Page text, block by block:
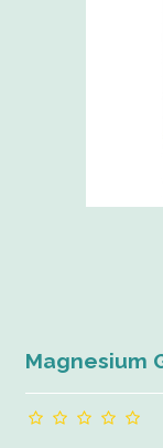
Magnesium